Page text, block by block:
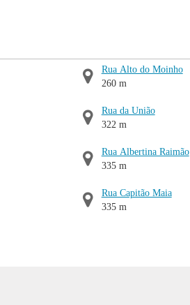
Rua Alto do Moinho
260 m
Rua da União
322 m
Rua Albertina Raimão
335 m
Rua Capitão Maia
335 m